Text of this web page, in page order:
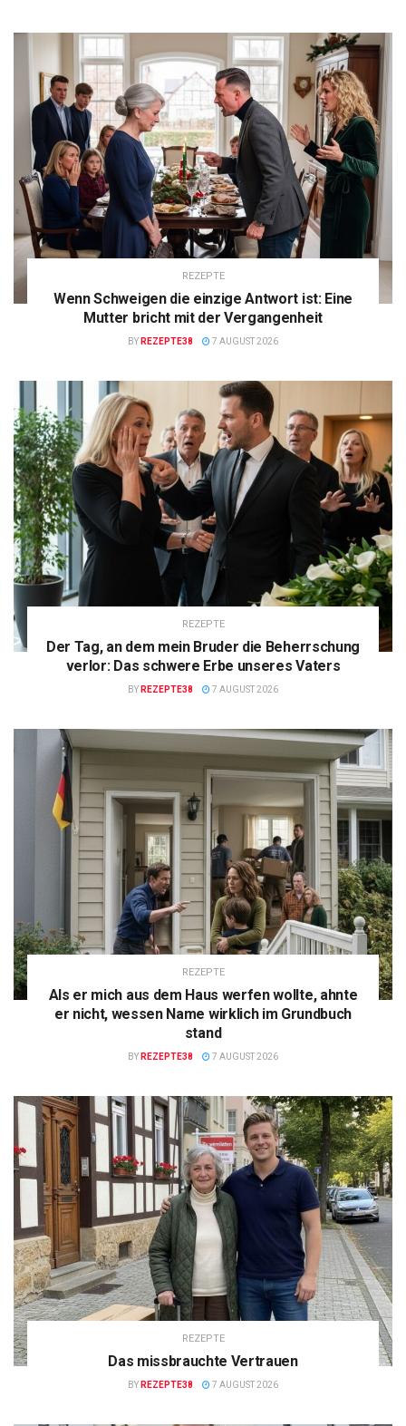
REZEPTE
Wenn Schweigen die einzige Antwort ist: Eine
Mutter bricht mit der Vergangenheit
BY REZEPTE38 7 AUGUST 2026
REZEPTE
Der Tag, an dem mein Bruder die Beherrschung
verlor: Das schwere Erbe unseres Vaters
BY REZEPTE38 7 AUGUST 2026
REZEPTE
Als er mich aus dem Haus werfen wollte, ahnte
er nicht, wessen Name wirklich im Grundbuch
stand
BY REZEPTE38 7 AUGUST 2026
REZEPTE
Das missbrauchte Vertrauen
BY REZEPTE38 7 AUGUST 2026